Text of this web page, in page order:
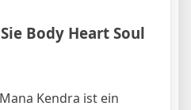
Body Heart Soul
Kendra ist ein